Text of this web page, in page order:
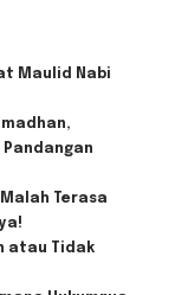
Maulid Nabi
Terasa
atau Tidak